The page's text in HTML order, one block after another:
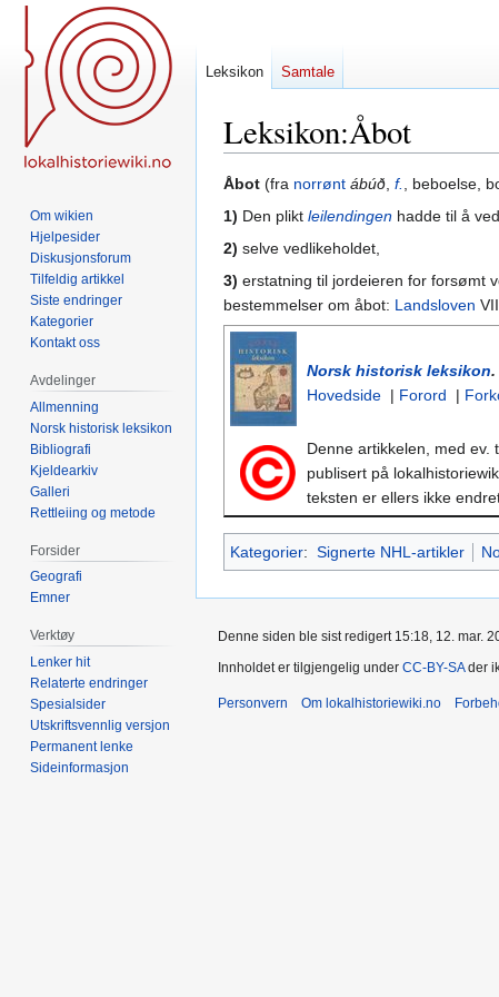
Leksikon:Åbot
Hopp
til
Hopp
til
Åbot (fra norrønt ábúð, f., beboelse,
1) Den plikt leilendingen hadde til å
2) selve vedlikeholdet,
3) erstatning til jordeieren for forsømt
bestemmelser om åbot: Landsloven
Norsk historisk leksikon.
Hovedside | Forord |
Denne artikkelen, med ev.
publisert på
teksten er ellers ikke
Kategorier: Signerte NHL-artikler
Leksikon Samtale
Om wikien
Hjelpesider
Diskusjonsforum
Tilfeldig artikkel
Siste endringer
Kategorier
Kontakt oss
Avdelinger
Allmenning
Norsk historisk leksikon
Bibliografi
Kjeldearkiv
Galleri
Rettleiing og metode
Forsider
Geografi
Emner
Verktøy
Lenker hit
Relaterte endringer
Spesialsider
Utskriftsvennlig versjon
Permanent lenke
Sideinformasjon
Denne siden ble sist redigert 15:18, 12. mar.
Innholdet er tilgjengelig under CC-BY-SAder
Personvern Om lokalhistoriewiki.no